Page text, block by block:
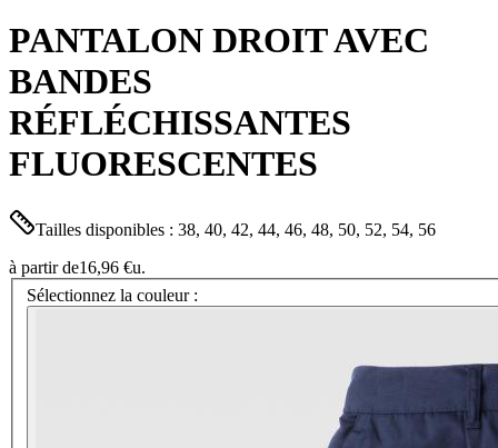
PANTALON DROIT AVEC
BANDES
RÉFLÉCHISSANTES
FLUORESCENTES
Tailles disponibles : 38, 40, 42, 44, 46, 48, 50, 52, 54, 56
à partir de16,96 €u.
Sélectionnez la couleur :